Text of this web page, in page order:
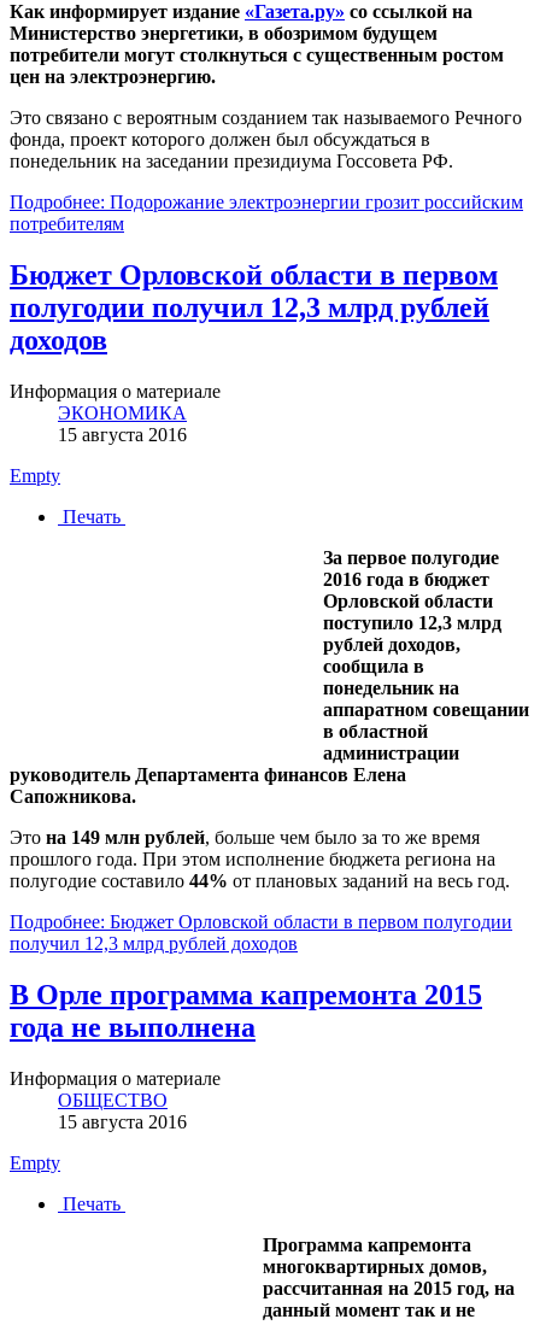
Как информирует издание «Газета.ру» со ссылкой на
Министерство энергетики, в обозримом будущем
потребители могут столкнуться с существенным ростом
цен на электроэнергию.
Это связано с вероятным созданием так называемого Речного
фонда, проект которого должен был обсуждаться в
понедельник на заседании президиума Госсовета РФ.
Подробнее: Подорожание электроэнергии грозит российским
потребителям
Бюджет Орловской области в первом
полугодии получил 12,3 млрд рублей
доходов
Информация о материале
ЭКОНОМИКА
15 августа 2016
Empty
Печать
За первое полугодие
2016 года в бюджет
Орловской области
поступило 12,3 млрд
рублей доходов,
сообщила в
понедельник на
аппаратном совещании
в областной
администрации
руководитель Департамента финансов Елена
Сапожникова.
Это на 149 млн рублей, больше чем было за то же время
прошлого года. При этом исполнение бюджета региона на
полугодие составило 44% от плановых заданий на весь год.
Подробнее: Бюджет Орловской области в первом полугодии
получил 12,3 млрд рублей доходов
В Орле программа капремонта 2015
года не выполнена
Информация о материале
ОБЩЕСТВО
15 августа 2016
Empty
Печать
Программа капремонта
многоквартирных домов,
рассчитанная на 2015 год, на
данный момент так и не